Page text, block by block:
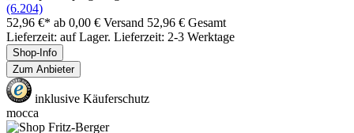
(6.204)
52,96 €* ab 0,00 € Versand 52,96 € Gesamt
Lieferzeit: auf Lager. Lieferzeit: 2-3 Werktage
Shop-Info
Zum Anbieter
inklusive Käuferschutz
mocca